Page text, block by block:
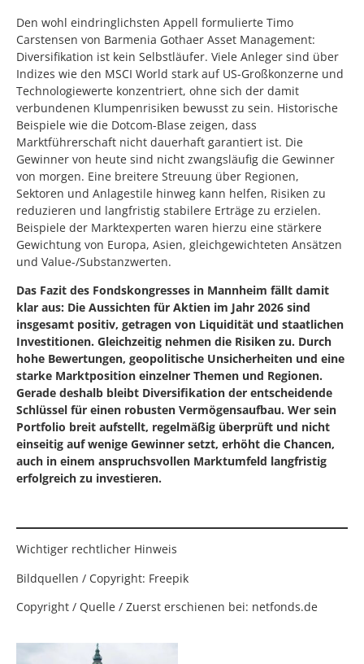
Den wohl eindringlichsten Appell formulierte Timo
Carstensen von Barmenia Gothaer Asset Management:
Diversifikation ist kein Selbstläufer. Viele Anleger sind über
Indizes wie den MSCI World stark auf US-Großkonzerne und
Technologiewerte konzentriert, ohne sich der damit
verbundenen Klumpenrisiken bewusst zu sein. Historische
Beispiele wie die Dotcom-Blase zeigen, dass
Marktführerschaft nicht dauerhaft garantiert ist. Die
Gewinner von heute sind nicht zwangsläufig die Gewinner
von morgen. Eine breitere Streuung über Regionen,
Sektoren und Anlagestile hinweg kann helfen, Risiken zu
reduzieren und langfristig stabilere Erträge zu erzielen.
Beispiele der Marktexperten waren hierzu eine stärkere
Gewichtung von Europa, Asien, gleichgewichteten Ansätzen
und Value-/Substanzwerten.
Das Fazit des Fondskongresses in Mannheim fällt damit
klar aus: Die Aussichten für Aktien im Jahr 2026 sind
insgesamt positiv, getragen von Liquidität und staatlichen
Investitionen. Gleichzeitig nehmen die Risiken zu. Durch
hohe Bewertungen, geopolitische Unsicherheiten und eine
starke Marktposition einzelner Themen und Regionen.
Gerade deshalb bleibt Diversifikation der entscheidende
Schlüssel für einen robusten Vermögensaufbau. Wer sein
Portfolio breit aufstellt, regelmäßig überprüft und nicht
einseitig auf wenige Gewinner setzt, erhöht die Chancen,
auch in einem anspruchsvollen Marktumfeld langfristig
erfolgreich zu investieren.
Wichtiger rechtlicher Hinweis
Bildquellen / Copyright: Freepik
Copyright / Quelle / Zuerst erschienen bei: netfonds.de